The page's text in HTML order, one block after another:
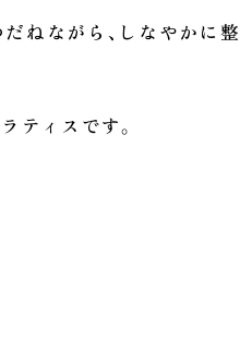
ねながら、しなやかに整
ティスです。